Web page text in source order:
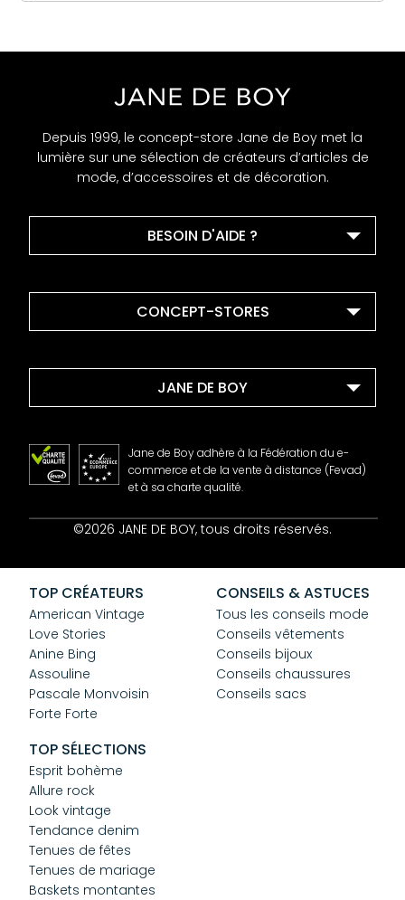
Depuis 1999, le concept-store Jane de Boy met la
lumière sur une sélection de créateurs d’articles de
mode, d’accessoires et de décoration.
BESOIN D'AIDE ?
CONCEPT-STORES
JANE DE BOY
Contact
CGV
Confidentialité
Cookies
Jane de Boy adhère à la Fédération du e-
commerce et de la vente à distance (Fevad)
et à sa charte qualité.
©2026 JANE DE BOY, tous droits réservés.
TOP CRÉATEURS
American Vintage
Love Stories
Anine Bing
Assouline
Pascale Monvoisin
Forte Forte
CONSEILS & ASTUCES
Tous les conseils mode
Conseils vêtements
Conseils bijoux
Conseils chaussures
Conseils sacs
TOP SÉLECTIONS
Esprit bohème
Allure rock
Look vintage
Tendance denim
Tenues de fêtes
Tenues de mariage
Baskets montantes